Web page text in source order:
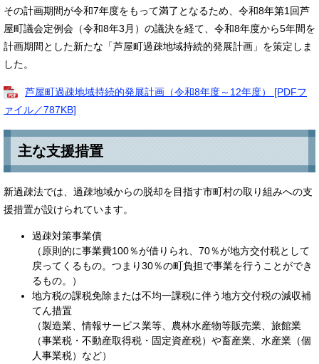
その計画期間が令和7年度をもって満了となるため、令和8年第1回芦
屋町議会定例会（令和8年3月）の議決を経て、令和8年度から5年間を
計画期間とした新たな「芦屋町過疎地域持続的発展計画」を策定しま
した。
芦屋町過疎地域持続的発展計画（令和8年度～12年度） [PDFフ
ァイル／787KB]
主な支援措置
新過疎法では、過疎地域からの脱却を目指す市町村の取り組みへの支
援措置が設けられています。
過疎対策事業債
（原則的に事業費100％が借りられ、70％が地方交付税として
戻ってくるもの。つまり30％の町負担で事業を行うことができ
るもの。）
地方税の課税免除または不均一課税に伴う地方交付税の減収補
てん措置
（製造業、情報サービス業等、農林水産物等販売業、旅館業
（事業税・不動産取得税・固定資産税）や畜産業、水産業（個
人事業税）など）